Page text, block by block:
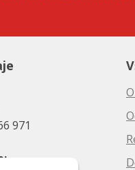
971